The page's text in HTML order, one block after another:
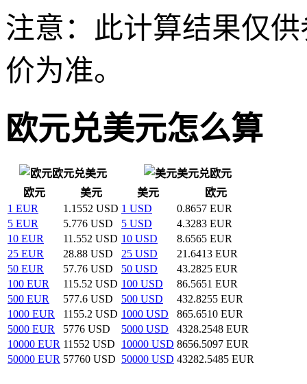
注意：此计算结果仅
价为准。
欧元兑美元怎么算
欧元兑美元
美元兑欧元
欧元
美元 美元
欧元
1 EUR
1.1552 USD 1 USD
0.8657 EUR
5 EUR
5.776 USD 5 USD
4.3283 EUR
10 EUR
11.552 USD 10 USD
8.6565 EUR
25 EUR
28.88 USD 25 USD
21.6413 EUR
50 EUR
57.76 USD 50 USD
43.2825 EUR
100 EUR
115.52 USD 100 USD
86.5651 EUR
500 EUR
577.6 USD 500 USD
432.8255 EUR
1000 EUR
1155.2 USD 1000 USD
865.6510 EUR
5000 EUR
5776 USD 5000 USD
4328.2548 EUR
10000 EUR 11552 USD 10000 USD 8656.5097 EUR
50000 EUR 57760 USD 50000 USD 43282.5485 EUR